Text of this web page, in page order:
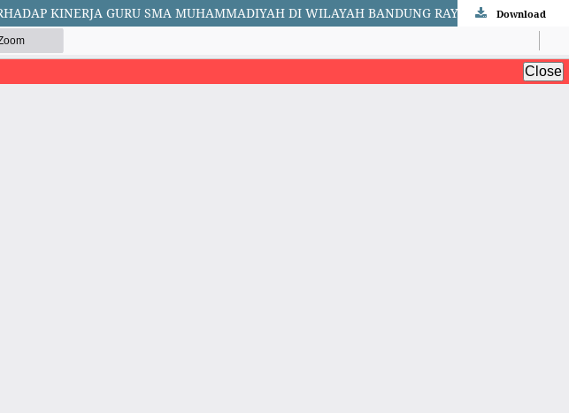
KINERJA GURU SMA MUHAMMADIYAH DI WILAYAH BANDUNG RAYA Download